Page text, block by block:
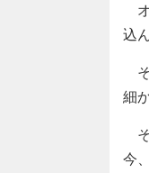
込
細
今